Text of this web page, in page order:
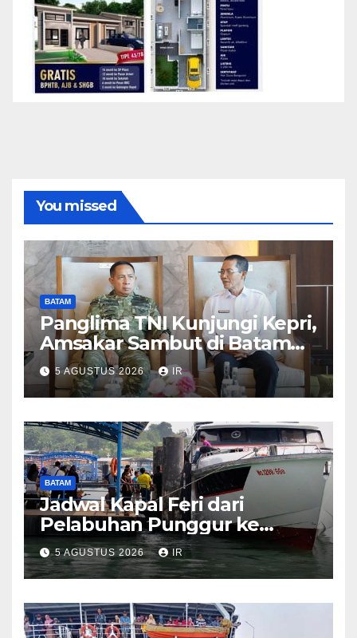
You missed
BATAM
Panglima TNI Kunjungi Kepri,
Amsakar Sambut di Batam
Sebelum Bertolak ke Lingga
5 AGUSTUS 2026 IR
BATAM
Jadwal Kapal Feri dari
Pelabuhan Punggur ke
Sejumlah Pulau di Kepri
5 AGUSTUS 2026 IR